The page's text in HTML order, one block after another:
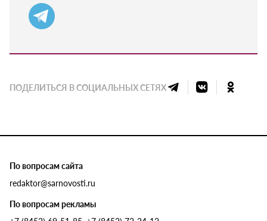
ПОДЕЛИТЬСЯ В СОЦИАЛЬНЫХ СЕТЯХ
По вопросам сайта
redaktor@sarnovosti.ru
По вопросам рекламы